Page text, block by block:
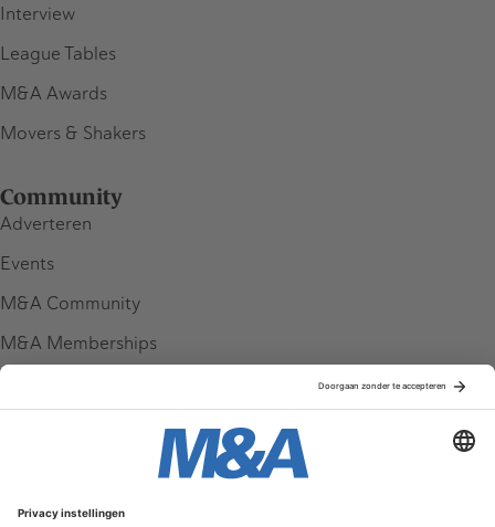
Interview
League Tables
M&A Awards
Movers & Shakers
Community
Adverteren
Events
M&A Community
M&A Memberships